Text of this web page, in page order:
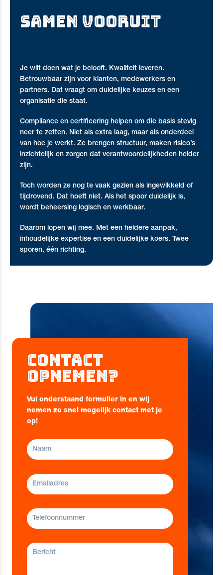
SAMEN VOORUIT
Je wilt doen wat je belooft. Kwaliteit leveren.
Betrouwbaar zijn voor klanten, medewerkers en
partners. Dat vraagt om duidelijke keuzes en een
organisatie die staat.
Compliance en certificering helpen om die basis stevig
neer te zetten. Niet als extra laag, maar als onderdeel
van hoe je werkt. Ze brengen structuur, maken risico’s
inzichtelijk en zorgen dat verantwoordelijkheden helder
zijn.
Toch worden ze nog te vaak gezien als ingewikkeld of
tijdrovend. Dat hoeft niet. Als het spoor duidelijk is,
wordt beheersing logisch en werkbaar.
Daarom lopen wij mee. Met een heldere aanpak,
inhoudelijke expertise en een duidelijke koers. Twee
sporen, één richting.
Contact
opnemen?
Vul onderstaand formulier in en wij
nemen zo snel mogelijk contact met je
op!